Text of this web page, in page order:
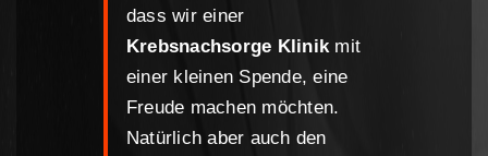
dass wir einer
Krebsnachsorge Klinik mit
einer kleinen Spende, eine
Freude machen möchten.
Natürlich aber auch den